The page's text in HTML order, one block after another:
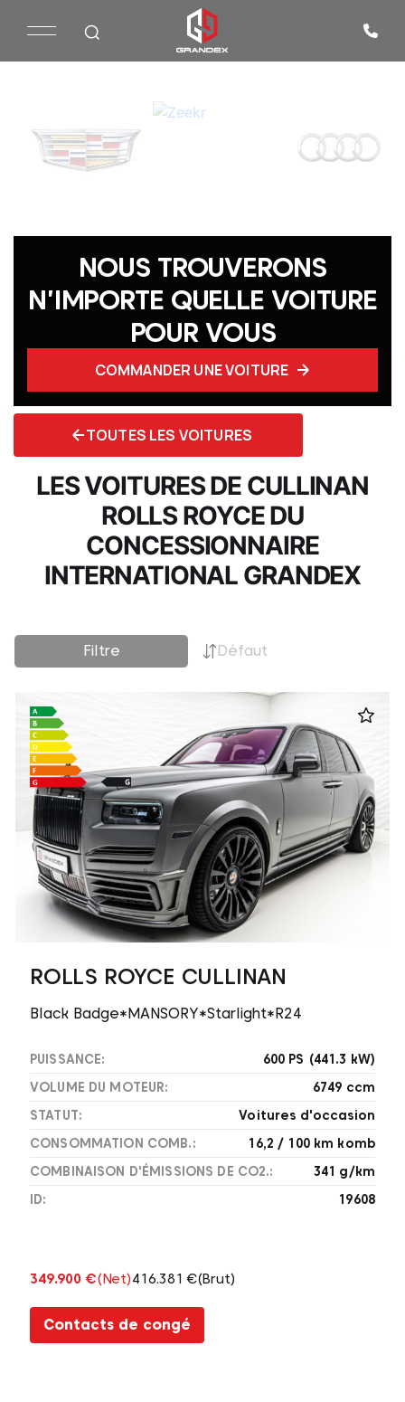
NOUS TROUVERONS
N'IMPORTE QUELLE VOITURE
POUR VOUS
COMMANDER UNE VOITURE
TOUTES LES VOITURES
LES VOITURES DE CULLINAN
ROLLS ROYCE DU
CONCESSIONNAIRE
INTERNATIONAL GRANDEX
Filtre Défaut
ROLLS ROYCE CULLINAN
Black Badge*MANSORY*Starlight*R24
PUISSANCE:
600 PS (441.3 kW)
VOLUME DU MOTEUR:
6749 ccm
STATUT:
Voitures d'occasion
CONSOMMATION COMB.:
16,2 / 100 km komb
COMBINAISON D'ÉMISSIONS DE CO2.:
341 g/km
ID:
19608
349.900 €(Net)416.381 €(Brut)
Contacts de congé